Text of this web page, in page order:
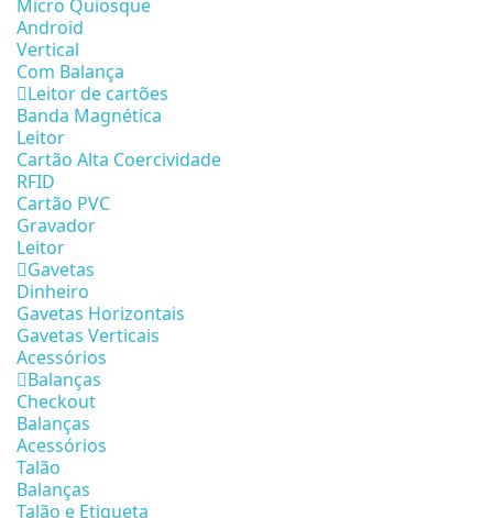
Micro Quiosque
Android
Vertical
Com Balança
Leitor de cartões
Banda Magnética
Leitor
Cartão Alta Coercividade
RFID
Cartão PVC
Gravador
Leitor
Gavetas
Dinheiro
Gavetas Horizontais
Gavetas Verticais
Acessórios
Balanças
Checkout
Balanças
Acessórios
Talão
Balanças
Talão e Etiqueta